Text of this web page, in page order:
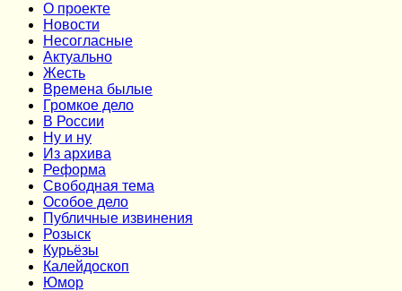
О проекте
Новости
Несогласные
Актуально
Жесть
Времена былые
Громкое дело
В России
Ну и ну
Из архива
Реформа
Cвободная тема
Особое дело
Публичные извинения
Розыск
Курьёзы
Калейдоскоп
Юмор